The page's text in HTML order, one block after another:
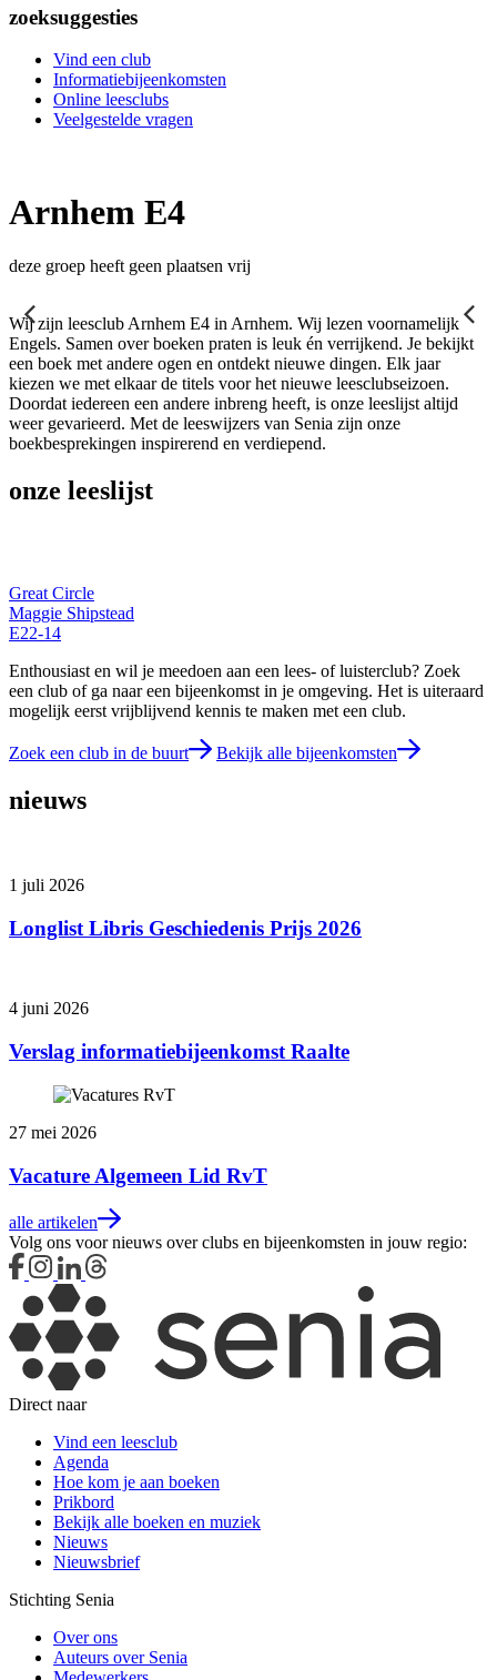
zoeksuggesties
Vind een club
Informatiebijeenkomsten
Online leesclubs
Veelgestelde vragen
Arnhem E4
deze groep heeft geen plaatsen vrij
Wij zijn leesclub Arnhem E4 in Arnhem. Wij lezen voornamelijk
Engels. Samen over boeken praten is leuk én verrijkend. Je bekijkt
een boek met andere ogen en ontdekt nieuwe dingen. Elk jaar
kiezen we met elkaar de titels voor het nieuwe leesclubseizoen.
Doordat iedereen een andere inbreng heeft, is onze leeslijst altijd
weer gevarieerd. Met de leeswijzers van Senia zijn onze
boekbesprekingen inspirerend en verdiepend.
onze leeslijst
Great Circle
Maggie Shipstead
E22-14
Enthousiast en wil je meedoen aan een lees- of luisterclub? Zoek
een club of ga naar een bijeenkomst in je omgeving. Het is uiteraard
mogelijk eerst vrijblijvend kennis te maken met een club.
Zoek een club in de buurt Bekijk alle bijeenkomsten
nieuws
1 juli 2026
Longlist Libris Geschiedenis Prijs 2026
4 juni 2026
Verslag informatiebijeenkomst Raalte
27 mei 2026
Vacature Algemeen Lid RvT
alle artikelen
Volg ons voor nieuws over clubs en bijeenkomsten in jouw regio:
Direct naar
Vind een leesclub
Agenda
Hoe kom je aan boeken
Prikbord
Bekijk alle boeken en muziek
Nieuws
Nieuwsbrief
Stichting Senia
Over ons
Auteurs over Senia